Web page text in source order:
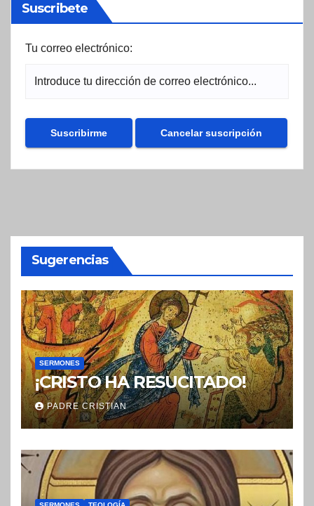
Suscribete
Tu correo electrónico:
Sugerencias
SERMONES
¡CRISTO HA RESUCITADO!
PADRE CRISTIAN